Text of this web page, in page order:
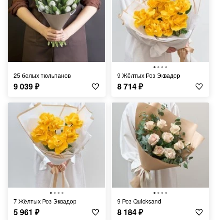
25 белых тюльпанов
9 039₽
9 Жёлтых Роз Эквадор
8 714₽
7 Жёлтых Роз Эквадор
5 961 ₽
9 Роз Quicksand
8 184₽